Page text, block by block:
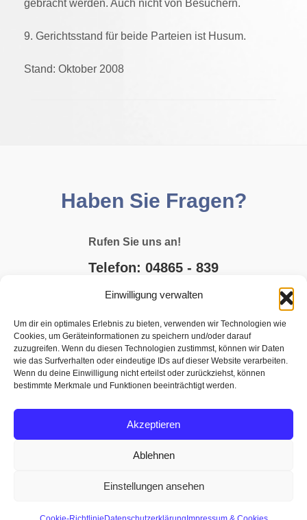
Einwilligung verwalten
Um dir ein optimales Erlebnis zu bieten, verwenden wir Technologien wie
Cookies, um Geräteinformationen zu speichern und/oder darauf
zuzugreifen. Wenn du diesen Technologien zustimmst, können wir Daten
wie das Surfverhalten oder eindeutige IDs auf dieser Website verarbeiten.
Wenn du deine Einwilligung nicht erteilst oder zurückziehst, können
bestimmte Merkmale und Funktionen beeinträchtigt werden.
Akzeptieren
Ablehnen
Einstellungen ansehen
gebracht werden. Auch nicht von Besuchern.
9. Gerichtsstand für beide Parteien ist Husum.
Stand: Oktober 2008
Haben Sie Fragen?
Rufen Sie uns an!
Telefon: 04865 - 839
JETZT BUCHEN